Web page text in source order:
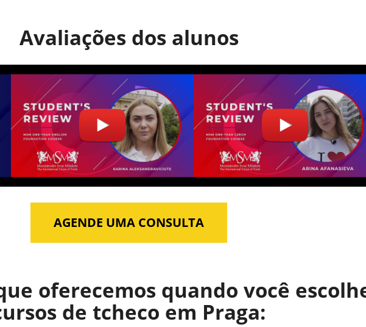
Avaliações dos alunos
AGENDE UMA CONSULTA
oferecemos quando você
de tcheco em Praga: